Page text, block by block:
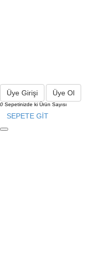
Üye Girişi Üye Ol
0 Sepetinizde ki Ürün Sayısı
SEPETE GİT